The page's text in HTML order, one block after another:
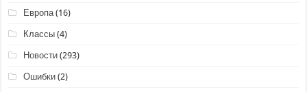
Европа (16)
Классы (4)
Новости (293)
Ошибки (2)